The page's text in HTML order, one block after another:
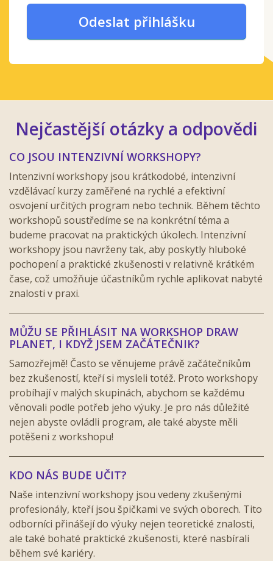
Odeslat přihlášku
Nejčastější otázky a odpovědi
CO JSOU INTENZIVNÍ WORKSHOPY?
Intenzivní workshopy jsou krátkodobé, intenzivní
vzdělávací kurzy zaměřené na rychlé a efektivní
osvojení určitých program nebo technik. Během těchto
workshopů soustředíme se na konkrétní téma a
budeme pracovat na praktických úkolech. Intenzivní
workshopy jsou navrženy tak, aby poskytly hluboké
pochopení a praktické zkušenosti v relativně krátkém
čase, což umožňuje účastníkům rychle aplikovat nabyté
znalosti v praxi.
MŮŽU SE PŘIHLÁSIT NA WORKSHOP DRAW
PLANET, I KDYŽ JSEM ZAČÁTEČNIK?
Samozřejmě! Často se věnujeme právě začátečníkům
bez zkušeností, kteří si mysleli totéž. Proto workshopy
probíhají v malých skupinách, abychom se každému
věnovali podle potřeb jeho výuky. Je pro nás důležité
nejen abyste ovládli program, ale také abyste měli
potěšeni z workshopu!
KDO NÁS BUDE UČIT?
Naše intenzivní workshopy jsou vedeny zkušenými
profesionály, kteří jsou špičkami ve svých oborech. Tito
odborníci přinášejí do výuky nejen teoretické znalosti,
ale také bohaté praktické zkušenosti, které nasbírali
během své kariéry.